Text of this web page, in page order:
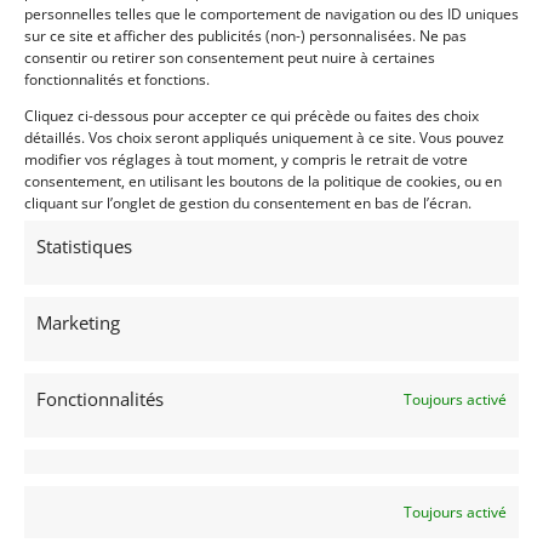
personnelles telles que le comportement de navigation ou des ID uniques
sur ce site et afficher des publicités (non-) personnalisées. Ne pas
consentir ou retirer son consentement peut nuire à certaines
fonctionnalités et fonctions.
Cliquez ci-dessous pour accepter ce qui précède ou faites des choix
détaillés. Vos choix seront appliqués uniquement à ce site. Vous pouvez
modifier vos réglages à tout moment, y compris le retrait de votre
consentement, en utilisant les boutons de la politique de cookies, ou en
cliquant sur l’onglet de gestion du consentement en bas de l’écran.
Statistiques
Marketing
Fonctionnalités Toujours activé
Toujours activé
13 novembre 2019
FORD Mustang Cabriolet 1966. Moteur V8, boîte
automatique. Entièrement restaurée. Absolument rien à
prévoir.
Vendu par : Vintage-Garage